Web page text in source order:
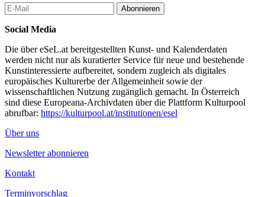
...Mehr lesen
Abonnieren
Social Media
Die über eSeL.at bereitgestellten Kunst- und Kalenderdaten
werden nicht nur als kuratierter Service für neue und bestehende
Kunstinteressierte aufbereitet, sondern zugleich als digitales
europäisches Kulturerbe der Allgemeinheit sowie der
wissenschaftlichen Nutzung zugänglich gemacht. In Österreich
sind diese Europeana-Archivdaten über die Plattform Kulturpool
abrufbar: https://kulturpool.at/institutionen/esel
Über uns
Newsletter abonnieren
Kontakt
Terminvorschlag